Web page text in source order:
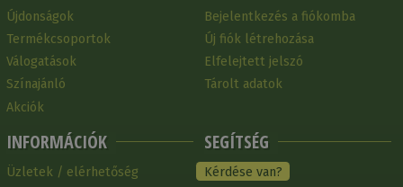
Újdonságok
Termékcsoportok
Válogatások
Színajánló
Akciók
INFORMÁCIÓK
Üzletek / elérhetőség
Bejelentkezés a fiókomba
Új fiók létrehozása
Elfelejtett jelszó
Tárolt adatok
SEGÍTSÉG
Kérdése van?